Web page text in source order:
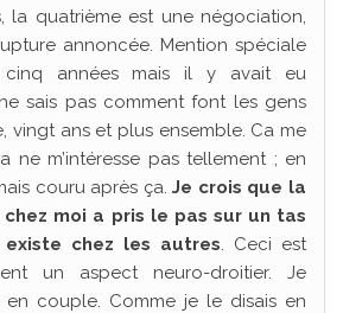
la quatrième est une négociation,
annoncée. Mention spéciale
cinq années mais il y avait eu
sais pas comment font les gens
vingt ans et plus ensemble. Ca me
ne m’intéresse pas tellement ; en
couru après ça.Je crois que la
chez moi a pris le pas sur un tas
chez les autres. Ceci est
un aspect neuro-droitier. Je
en couple. Comme je le disais en